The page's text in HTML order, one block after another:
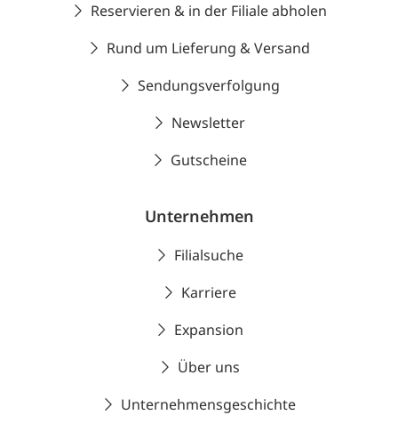
Reservieren & in der Filiale abholen
Rund um Lieferung & Versand
Sendungsverfolgung
Newsletter
Gutscheine
Unternehmen
Filialsuche
Karriere
Expansion
Über uns
Unternehmensgeschichte